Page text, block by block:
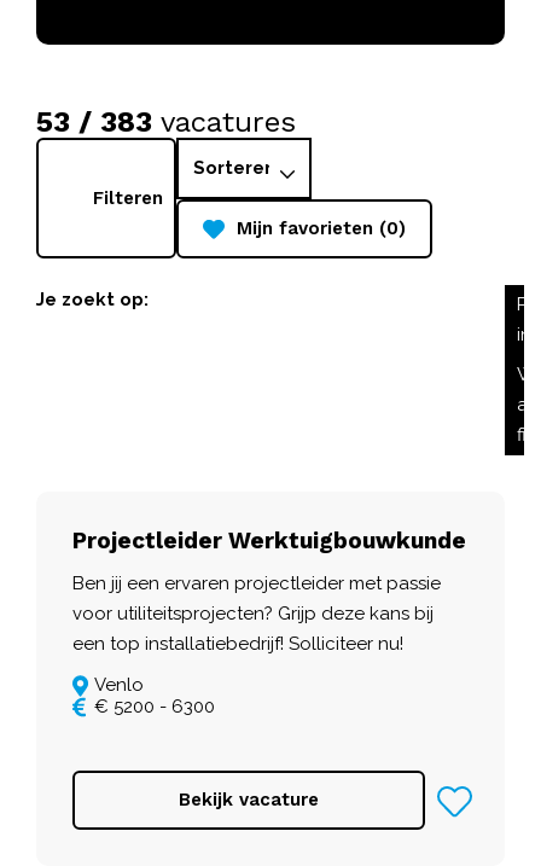
53 / 383 vacatures
Filteren
Mijn favorieten (0)
Je zoekt op:
Projectleider Werktuigbouwkunde
Ben jij een ervaren projectleider met passie
voor utiliteitsprojecten? Grijp deze kans bij
een top installatiebedrijf! Solliciteer nu!
Venlo
€ 5200 - 6300
Bekijk vacature